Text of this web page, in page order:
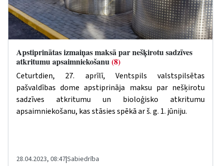
Apstiprinātas izmaiņas maksā par nešķirotu sadzīves
atkritumu apsaimniekošanu(8)
Ceturtdien, 27. aprīlī, Ventspils valstspilsētas
pašvaldības dome apstiprināja maksu par nešķirotu
sadzīves atkritumu un bioloģisko atkritumu
apsaimniekošanu, kas stāsies spēkā ar š. g. 1. jūniju.
28.04.2023, 08:47|Sabiedrība